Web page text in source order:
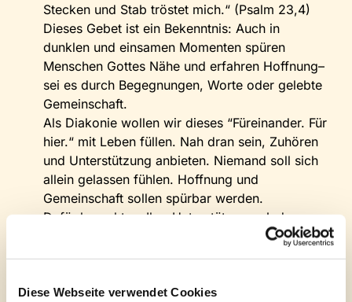
Diese Webseite verwendet Cookies
Stecken und Stab tröstet mich.“ (Psalm 23,4)
Dieses Gebet ist ein Bekenntnis: Auch in
dunklen und einsamen Momenten spüren
Menschen Gottes Nähe und erfahren Hoffnung–
sei es durch Begegnungen, Worte oder gelebte
Gemeinschaft.
Als Diakonie wollen wir dieses “Füreinander. Für
hier.“ mit Leben füllen. Nah dran sein, Zuhören
und Unterstützung anbieten. Niemand soll sich
allein gelassen fühlen. Hoffnung und
Gemeinschaft sollen spürbar werden.
Dafür braucht es Ihre Unterstützung. Jeder
Beitrag, jede Spende hilft uns, dieses Ziel zu
Unterstützen Sie die Diakonie mit Ihrer Spende.